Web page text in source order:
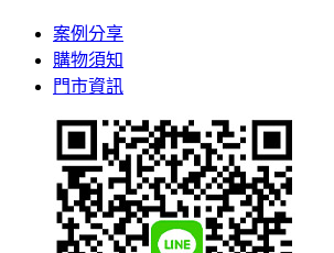
案例分享
購物須知
門市資訊